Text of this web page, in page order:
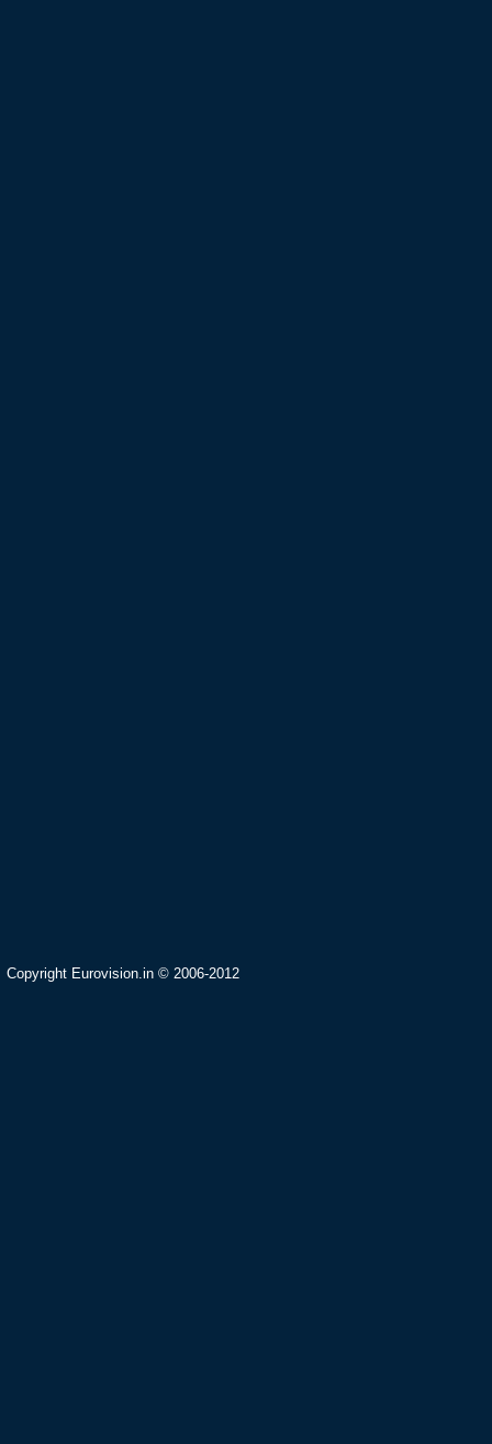
Copyright Eurovision.in © 2006-2012